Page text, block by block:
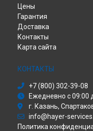
Цены
Гарантия
Доставка
Контакты
Карта сайта
КОНТАКТЫ
+7 (800) 302-39-08
Ежедневно с 09:00
г. Казань,
info@hayer-
Политика